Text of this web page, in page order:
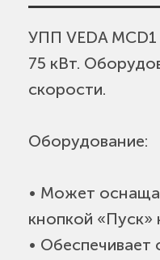
УПП VEDA
75 кВт.
скорости.
Оборудование:
• Может
кнопкой «Пуск»
•
• Диапазон
• Для работы с
• Встроенный
• Встраиваемый